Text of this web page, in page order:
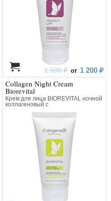
1 500 ₽ от 1 200 ₽
Collagen Night Cream
Biorevital
Крем для лица BIOREVITAL ночной
коллагеновый с